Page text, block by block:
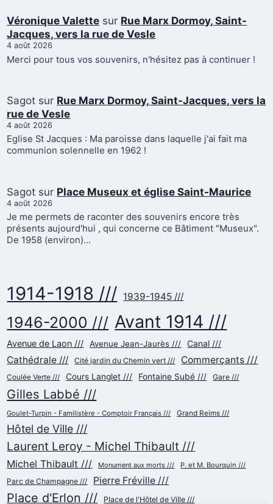
Véronique Valette sur Rue Marx Dormoy, Saint-
Jacques, vers la rue de Vesle
4 août 2026
Merci pour tous vos souvenirs, n'hésitez pas à continuer !
Sagot sur Rue Marx Dormoy, Saint-Jacques, vers la
rue de Vesle
4 août 2026
Eglise St Jacques : Ma paroisse dans laquelle j'ai fait ma
communion solennelle en 1962 !
Sagot sur Place Museux et église Saint-Maurice
4 août 2026
Je me permets de raconter des souvenirs encore très
présents aujourd'hui , qui concerne ce Bâtiment "Museux".
De 1958 (environ)…
1914-1918 /// 1939-1945 ///
1946-2000 /// Avant 1914 ///
Avenue de Laon /// Avenue Jean-Jaurès /// Canal ///
Cathédrale /// Cité jardin du Chemin vert /// Commerçants ///
Coulée Verte /// Cours Langlet /// Fontaine Subé /// Gare ///
Gilles Labbé ///
Goulet-Turpin - Familistère - Comptoir Français /// Grand Reims ///
Hôtel de Ville ///
Laurent Leroy - Michel Thibault ///
Michel Thibault /// Monument aux morts /// P. et M. Bourquin ///
Parc de Champagne /// Pierre Fréville ///
Place d'Erlon /// Place de l'Hôtel de Ville ///